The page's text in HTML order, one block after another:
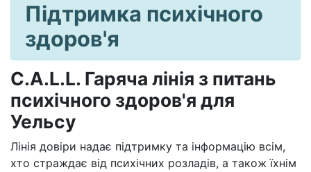
Підтримка психічного
здоров'я
C.A.L.L. Гаряча лінія з питань
психічного здоров'я для
Уельсу
Лінія довіри надає підтримку та інформацію всім,
хто страждає від психічних розладів, а також їхнім